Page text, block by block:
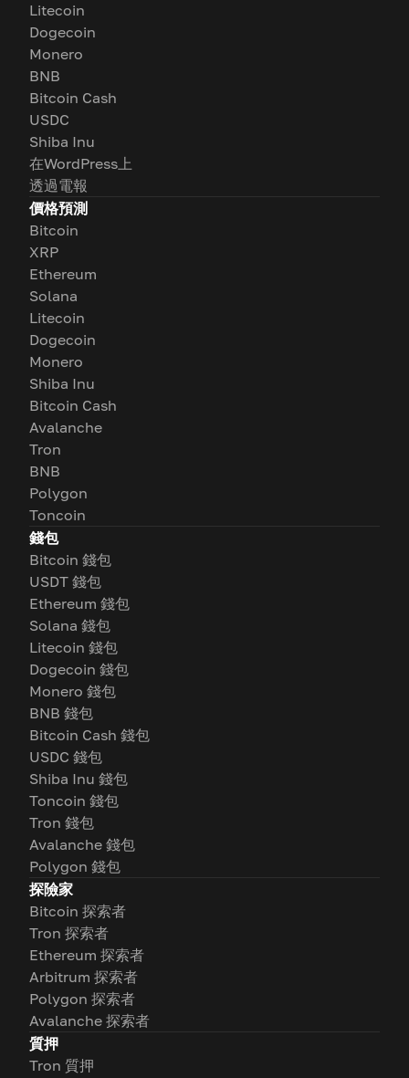
Litecoin
Dogecoin
Monero
BNB
Bitcoin Cash
USDC
Shiba Inu
在WordPress上
透過電報
價格預測
Bitcoin
XRP
Ethereum
Solana
Litecoin
Dogecoin
Monero
Shiba Inu
Bitcoin Cash
Avalanche
Tron
BNB
Polygon
Toncoin
錢包
Bitcoin 錢包
USDT 錢包
Ethereum 錢包
Solana 錢包
Litecoin 錢包
Dogecoin 錢包
Monero 錢包
BNB 錢包
Bitcoin Cash 錢包
USDC 錢包
Shiba Inu 錢包
Toncoin 錢包
Tron 錢包
Avalanche 錢包
Polygon 錢包
探險家
Bitcoin 探索者
Tron 探索者
Ethereum 探索者
Arbitrum 探索者
Polygon 探索者
Avalanche 探索者
質押
Tron 質押